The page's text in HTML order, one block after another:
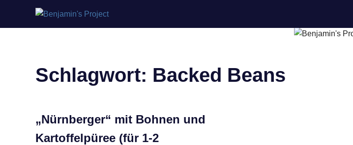
Schlagwort: Backed Beans
„Nürnberger“ mit Bohnen und
Kartoffelpüree (für 1-2